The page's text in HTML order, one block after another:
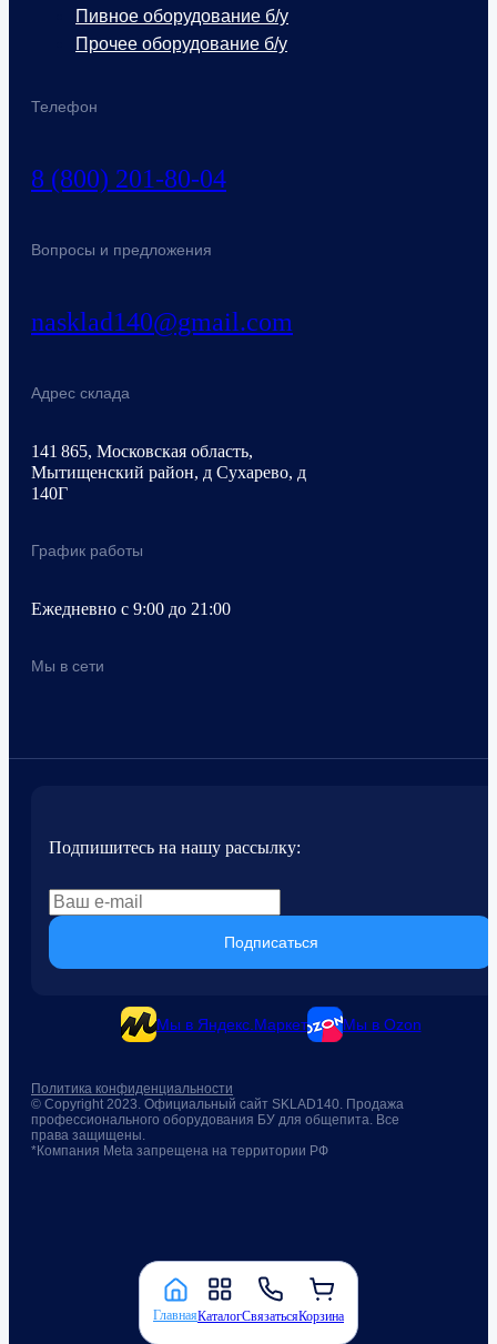
ГлавнаяКаталогСвязатьсяКорзина
Телефон
8 (800) 201-80-04
Вопросы и предложения
nasklad140@gmail.com
Адрес склада
141 865, Московская область,
Мытищенский район, д Сухарево, д
140Г
График работы
Ежедневно с 9:00 до 21:00
Мы в сети
Пивное оборудование б/у
Прочее оборудование б/у
Подпишитесь на нашу рассылку:
Подписаться
Мы в Яндекс.Маркет Мы в Ozon
© Copyright 2023. Официальный сайт SKLAD140. Продажа
профессионального оборудования БУ для общепита. Все
права защищены.
*Компания Meta запрещена на территории РФ
Политика конфиденциальности